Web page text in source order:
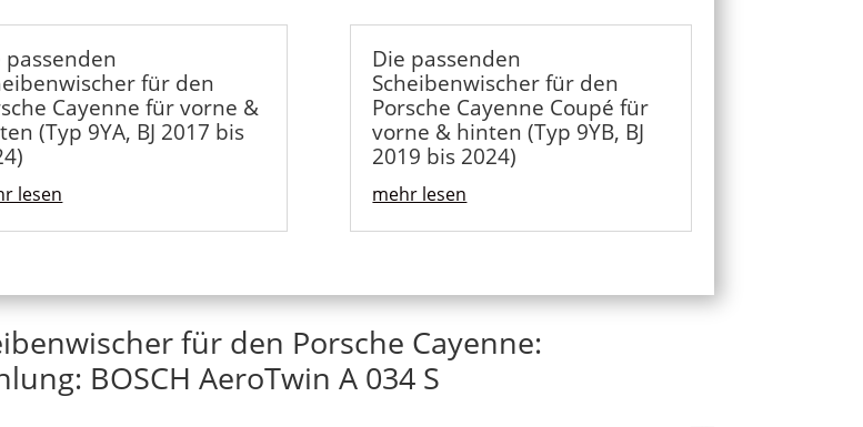
passenden
für den
Cayenne für vorne &
(Typ 9YA, BJ 2017 bis
lesen
Die passenden
Scheibenwischer für den
Porsche Cayenne Coupé für
vorne & hinten (Typ 9YB, BJ
2019 bis 2024)
mehr lesen
für den Porsche Cayenne:
BOSCH AeroTwin A 034 S